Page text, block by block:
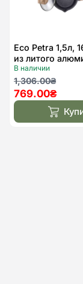
Eco Petra 1,5л,
из литого
крышкой
В наличии
1,306.00₴
цена
составляла
1,306.00₴.
769.00₴
Текущая
цена:
769.00₴.